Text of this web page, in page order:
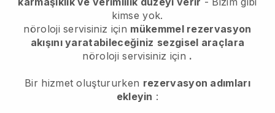
kimse yok.
nöroloji servisiniz için mükemmel rezervasyon
akışını yaratabileceğiniz sezgisel araçlara
nöroloji servisiniz için .
Bir hizmet oluştururken rezervasyon adımları
ekleyin :